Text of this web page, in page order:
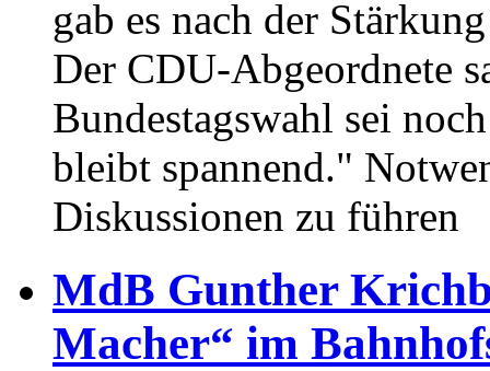
gab es nach der
Der CDU-Abgeordnete
Bundestagswahl sei
bleibt spannend."
Diskussionen zu führen
MdB Gunther
Macher“ im